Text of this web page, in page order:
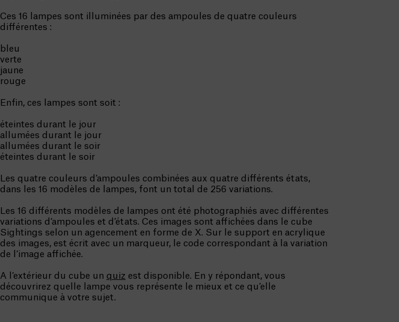
Ces 16 lampes sont illuminées par des ampoules de quatre couleurs
différentes :
bleu
verte
jaune
rouge
Enfin, ces lampes sont soit :
éteintes durant le jour
allumées durant le jour
allumées durant le soir
éteintes durant le soir
Les quatre couleurs d’ampoules combinées aux quatre différents états,
dans les 16 modèles de lampes, font un total de 256 variations.
Les 16 différents modèles de lampes ont été photographiés avec différentes
variations d’ampoules et d’états. Ces images sont affichées dans le cube
Sightings selon un agencement en forme de X. Sur le support en acrylique
des images, est écrit avec un marqueur, le code correspondant à la variation
de l’image affichée.
A l’extérieur du cube un quiz est disponible. En y répondant, vous
découvrirez quelle lampe vous représente le mieux et ce qu’elle
communique à votre sujet.